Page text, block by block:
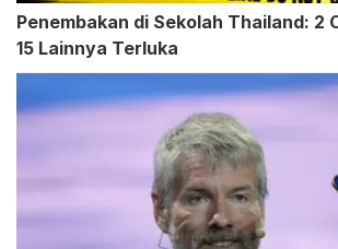
Penembakan di Sekolah Thailand: 2
15 Lainnya Terluka